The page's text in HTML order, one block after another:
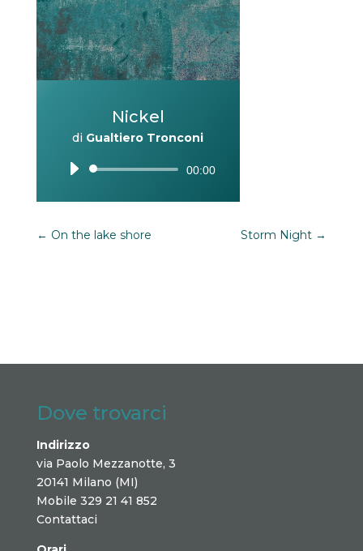
Nickel
di Gualtiero Tronconi
Audio
00:00
← On the lake shore Storm Night →
Dove trovarci
Indirizzo
via Paolo Mezzanotte, 3
20141 Milano (MI)
Mobile 329 21 41 852
Contattaci